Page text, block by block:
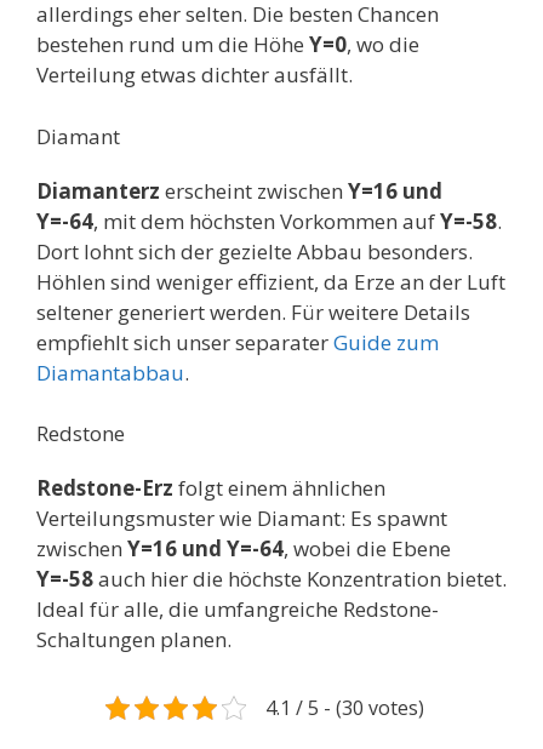
allerdings eher selten. Die besten Chancen
bestehen rund um die Höhe Y=0, wo die
Verteilung etwas dichter ausfällt.
Diamant
Diamanterz erscheint zwischen Y=16 und
Y=-64, mit dem höchsten Vorkommen aufY=-58.
Dort lohnt sich der gezielte Abbau besonders.
Höhlen sind weniger effizient, da Erze an der Luft
seltener generiert werden. Für weitere Details
empfiehlt sich unser separaterGuide zum
Diamantabbau.
Redstone
Redstone-Erz folgt einem ähnlichen
Verteilungsmuster wie Diamant: Es spawnt
zwischen Y=16 und Y=-64, wobei die Ebene
Y=-58auch hier die höchste Konzentration bietet.
Ideal für alle, die umfangreiche Redstone-
Schaltungen planen.
4.1 / 5 - (30 votes)